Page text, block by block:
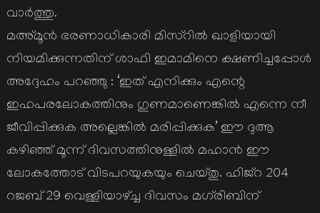
വാര്‍ത്തു.
മഅ്മൂന്‍ ഭരണാധികാരി മിസ്‌റില്‍ ഖാളിയായി
നിയമിക്കുന്നതിന് ശാഫി ഇമാമിനെ ക്ഷണിച്ചപ്പോള്‍
അദ്ദേഹം പറഞ്ഞു : ‘ഇത് എനിക്കും എന്റെ
ഇഹപരലോകത്തിനും ഗുണമാണെങ്കില്‍ എന്നെ നീ
ജീവിപ്പിക്കുക അല്ലെങ്കില്‍ മരിപ്പിക്കുക’ ഈ ദുആ
കഴിഞ്ഞ് മൂന്ന് ദിവസത്തിനുള്ളില്‍ മഹാന്‍ ഈ
ലോകത്തോട് വിടപറയുകയും ചെയ്തു. ഹിജ്‌റ 204
റജബ് 29 വെള്ളിയാഴ്ച്ച ദിവസം മഗ്‌രിബിന്